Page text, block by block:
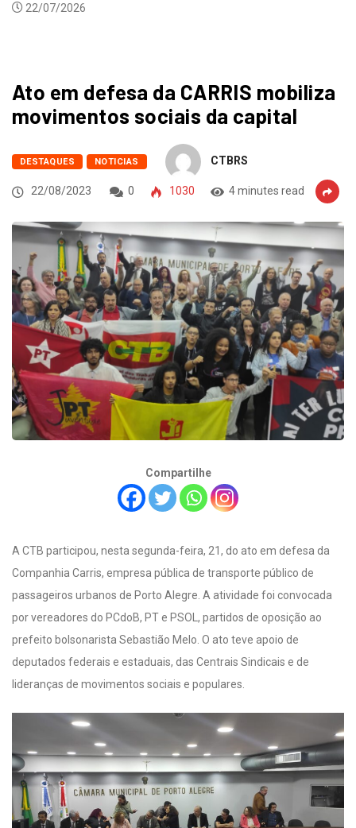
22/07/2026
Ato em defesa da CARRIS mobiliza
movimentos sociais da capital
DESTAQUES NOTICIAS CTBRS
22/08/2023 0 1030 4 minutes read
Compartilhe
A CTB participou, nesta segunda-feira, 21, do ato em defesa da
Companhia Carris, empresa pública de transporte público de
passageiros urbanos de Porto Alegre. A atividade foi convocada
por vereadores do PCdoB, PT e PSOL, partidos de oposição ao
prefeito bolsonarista Sebastião Melo. O ato teve apoio de
deputados federais e estaduais, das Centrais Sindicais e de
lideranças de movimentos sociais e populares.